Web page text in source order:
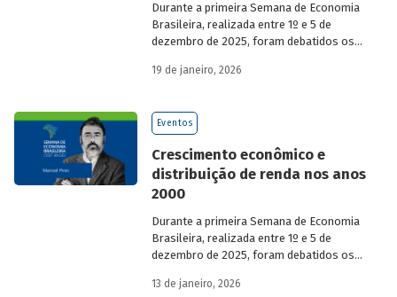
Durante a primeira Semana de Economia
Brasileira, realizada entre 1º e 5 de
dezembro de 2025, foram debatidos os
economia do país nos últimos 40 anos,
economistas renomados.
19 de janeiro, 2026
Eventos
Crescimento econômico e
distribuição de renda nos anos
2000
Durante a primeira Semana de Economia
Brasileira, realizada entre 1º e 5 de
dezembro de 2025, foram debatidos os
economia do país nos últimos 40 anos,
13 de janeiro, 2026